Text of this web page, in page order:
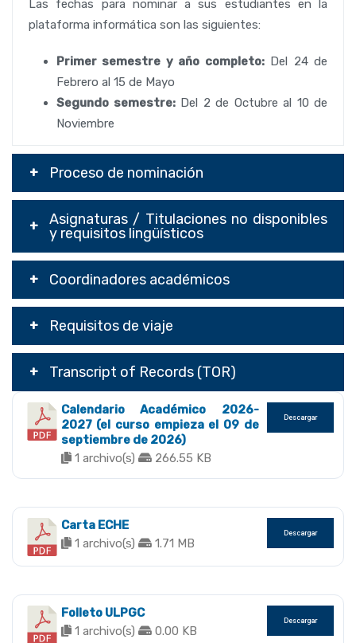
Las fechas para nominar a sus estudiantes en la
plataforma informática son las siguientes:
Primer semestre y año completo:Del 24 de
Febrero al 15 de Mayo
Segundo semestre:Del 2 de Octubre al 10 de
Noviembre
Proceso de nominación
Asignaturas / Titulaciones no disponibles
y requisitos lingüísticos
Coordinadores académicos
Requisitos de viaje
Transcript of Records (TOR)
Calendario Académico 2026-
2027 (el curso empieza el 09 de
septiembre de 2026)
1 archivo(s)
266.55 KB
Descargar
Carta ECHE
1 archivo(s)
1.71 MB
Descargar
Folleto ULPGC
1 archivo(s)
0.00 KB
Descargar